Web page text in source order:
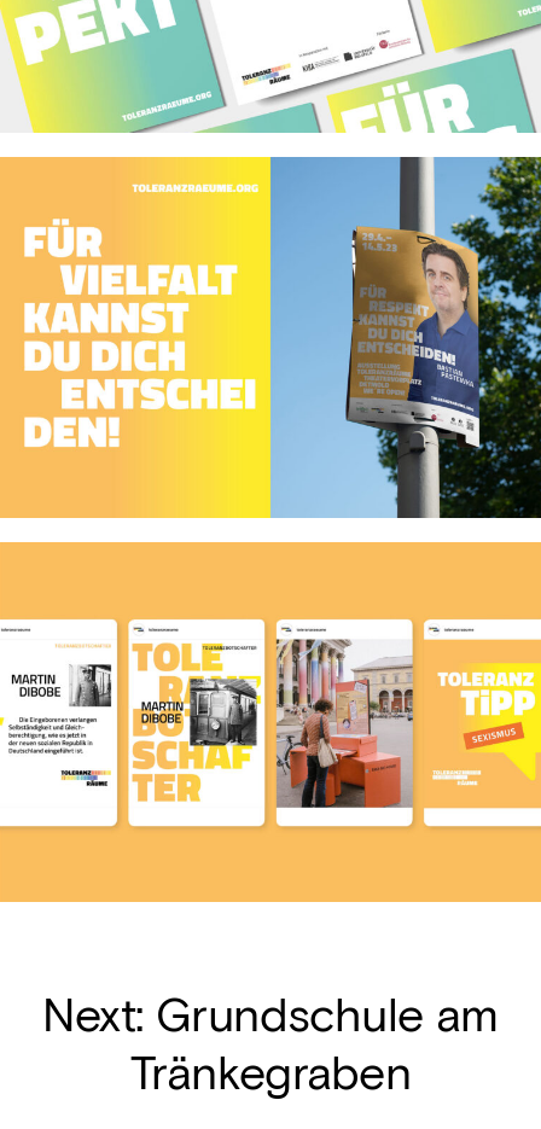
Next: Grundschule am
Tränkegraben